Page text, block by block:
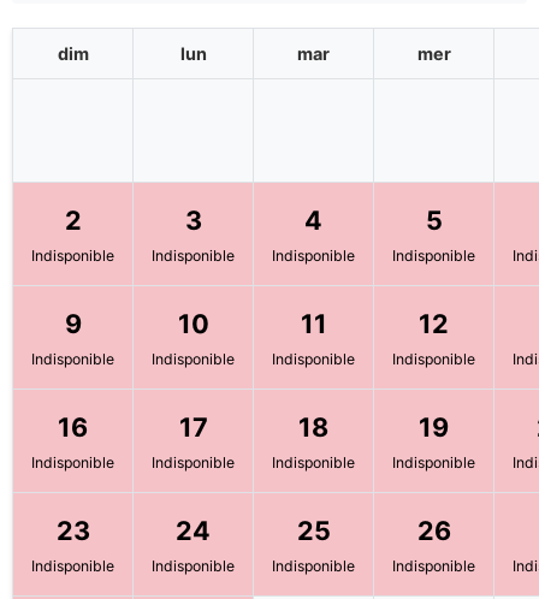
dim lun mar mer
2
Indisponible
3
Indisponible
4
Indisponible
5
Indisponible
9
Indisponible
10
Indisponible
11
Indisponible
12
Indisponible
16
Indisponible
17
Indisponible
18
Indisponible
19
Indisponible
23
Indisponible
24
Indisponible
25
Indisponible
26
Indisponible